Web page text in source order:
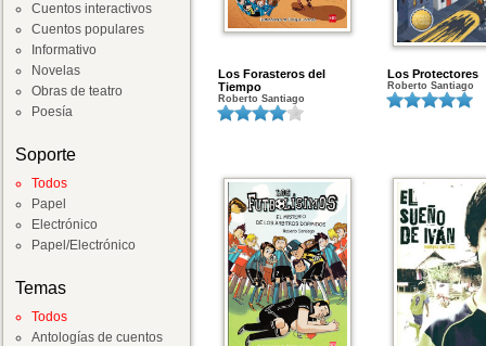
Cuentos interactivos
Cuentos populares
Informativo
Novelas
Obras de teatro
Poesía
Soporte
Todos
Papel
Electrónico
Papel/Electrónico
Temas
Todos
Antologías de cuentos
Los Forasteros del
Tiempo
Roberto Santiago
Los Protectores
Roberto Santiago